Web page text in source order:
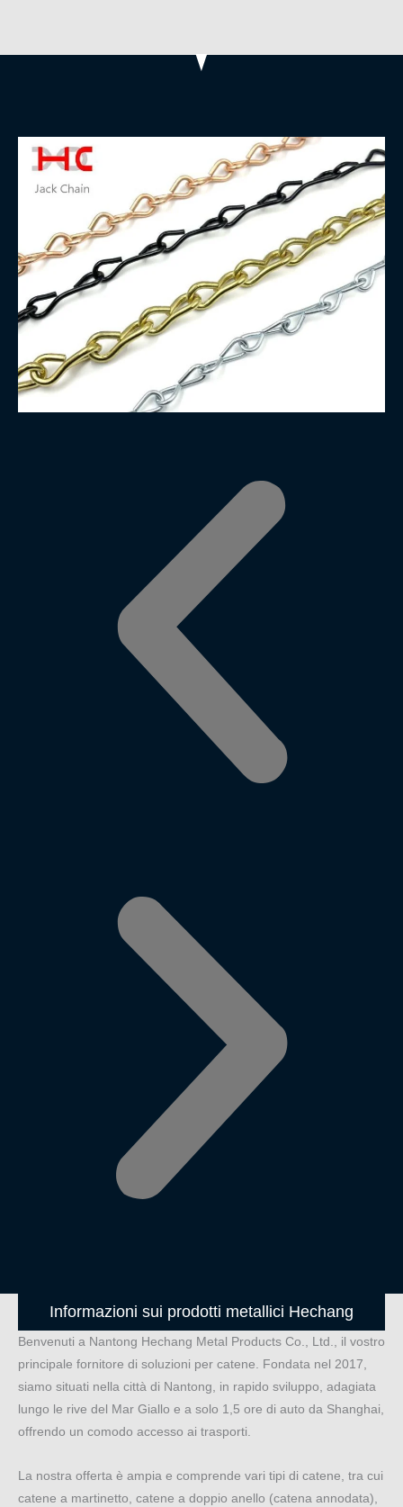
Informazioni sui prodotti metallici Hechang
Benvenuti a Nantong Hechang Metal Products Co., Ltd., il vostro
principale fornitore di soluzioni per catene. Fondata nel 2017,
siamo situati nella città di Nantong, in rapido sviluppo, adagiata
lungo le rive del Mar Giallo e a solo 1,5 ore di auto da Shanghai,
offrendo un comodo accesso ai trasporti.
La nostra offerta è ampia e comprende vari tipi di catene, tra cui
catene a martinetto, catene a doppio anello (catena annodata),